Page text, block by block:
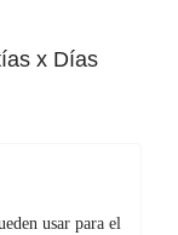
x Días
usar para el